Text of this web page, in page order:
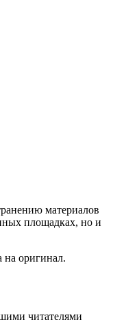
материалов
площадках, но и
оригинал.
читателями